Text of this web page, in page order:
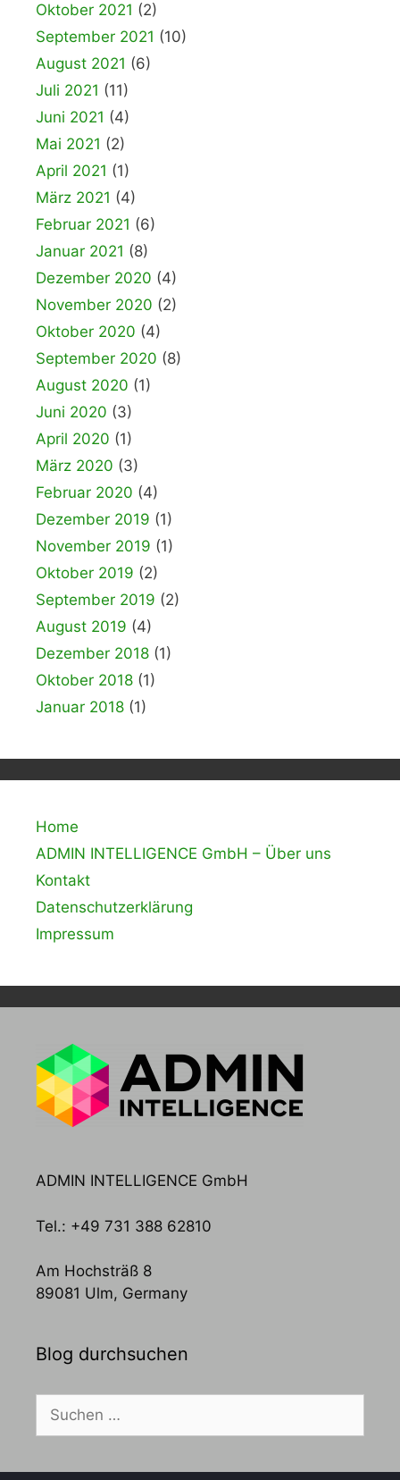
Oktober 2021 (2)
September 2021 (10)
August 2021 (6)
Juli 2021 (11)
Juni 2021 (4)
Mai 2021 (2)
April 2021 (1)
März 2021 (4)
Februar 2021 (6)
Januar 2021 (8)
Dezember 2020 (4)
November 2020 (2)
Oktober 2020 (4)
September 2020 (8)
August 2020 (1)
Juni 2020 (3)
April 2020 (1)
März 2020 (3)
Februar 2020 (4)
Dezember 2019 (1)
November 2019 (1)
Oktober 2019 (2)
September 2019 (2)
August 2019 (4)
Dezember 2018 (1)
Oktober 2018 (1)
Januar 2018 (1)
Home
ADMIN INTELLIGENCE GmbH – Über uns
Kontakt
Datenschutzerklärung
Impressum
ADMIN INTELLIGENCE GmbH
Tel.: +49 731 388 62810
Am Hochsträß 8
89081 Ulm, Germany
Blog durchsuchen
Suchen
nach: